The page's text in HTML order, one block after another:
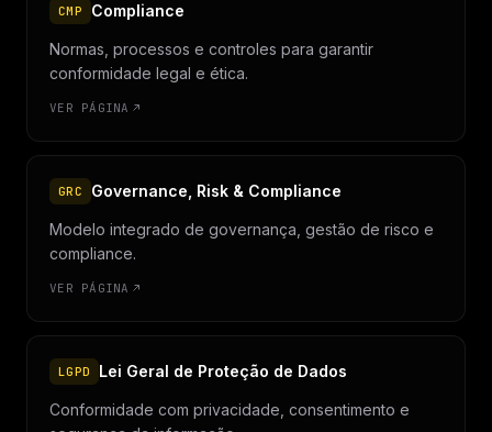
CMP Compliance
Normas, processos e controles para garantir
conformidade legal e ética.
VER PÁGINA
GRC Governance, Risk & Compliance
Modelo integrado de governança, gestão de risco e
compliance.
VER PÁGINA
LGPD Lei Geral de Proteção de Dados
Conformidade com privacidade, consentimento e